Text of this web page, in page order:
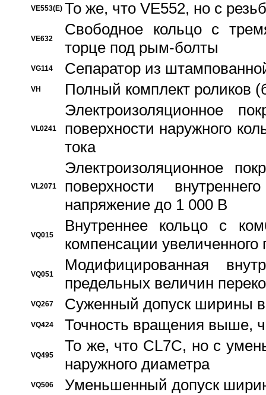
VE553(E) То же, что VE552, но с
VE632
Свободное кольцо с
торце под рым-болты
VG114 Сепаратор из
VH Полный комплект роликов
VL0241
Электроизоляционное
поверхности наружного
тока
VL2071
Электроизоляционное
поверхности
напряжение до 1 000 В
VQ015
Bнутреннее кольцо с
компенсации увеличенного
VQ051
Модифицированная
предельных величин
VQ267 Суженный допуск ширины
VQ424 Точность вращения выше,
VQ495
То же, что CL7C, но с
наружного диаметра
VQ506 Уменьшенный допуск